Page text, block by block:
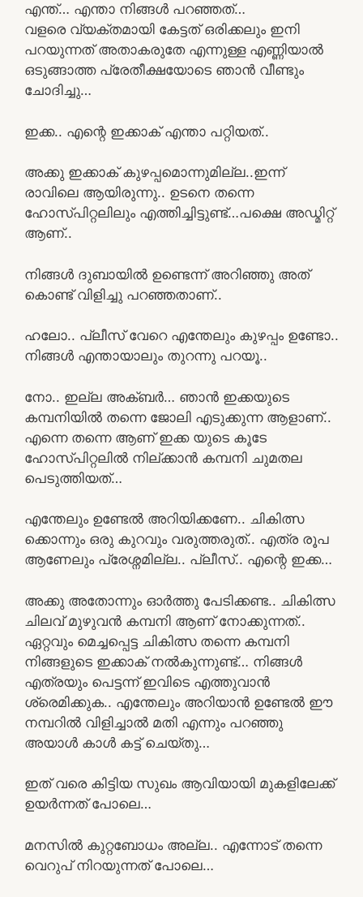
എന്ത്… എന്താ നിങ്ങൾ പറഞ്ഞത്…
വളരെ വ്യക്തമായി കേട്ടത് ഒരിക്കലും ഇനി
പറയുന്നത് അതാകരുതേ എന്നുള്ള എണ്ണിയാൽ
ഒടുങ്ങാത്ത പ്രേതീക്ഷയോടെ ഞാൻ വീണ്ടും
ചോദിച്ചു…
ഇക്ക.. എന്റെ ഇക്കാക് എന്താ പറ്റിയത്..
അക്കു ഇക്കാക് കുഴപ്പമൊന്നുമില്ല..ഇന്ന്
രാവിലെ ആയിരുന്നു.. ഉടനെ തന്നെ
ഹോസ്പിറ്റലിലും എത്തിച്ചിട്ടുണ്ട്…പക്ഷെ അഡ്മിറ്റ്
ആണ്..
നിങ്ങൾ ദുബായിൽ ഉണ്ടെന്ന് അറിഞ്ഞു അത്
കൊണ്ട് വിളിച്ചു പറഞ്ഞതാണ്..
ഹലോ.. പ്ലീസ് വേറെ എന്തേലും കുഴപ്പം ഉണ്ടോ..
നിങ്ങൾ എന്തായാലും തുറന്നു പറയൂ..
നോ.. ഇല്ല അക്ബർ… ഞാൻ ഇക്കയുടെ
കമ്പനിയിൽ തന്നെ ജോലി എടുക്കുന്ന ആളാണ്..
എന്നെ തന്നെ ആണ് ഇക്ക യുടെ കൂടേ
ഹോസ്പിറ്റലിൽ നില്ക്കാൻ കമ്പനി ചുമതല
പെടുത്തിയത്…
എന്തേലും ഉണ്ടേൽ അറിയിക്കണേ.. ചികിത്സ
ക്കൊന്നും ഒരു കുറവും വരുത്തരുത്.. എത്ര രൂപ
ആണേലും പ്രേശ്നമില്ല.. പ്ലീസ്.. എന്റെ ഇക്ക…
അക്കു അതോന്നും ഓർത്തു പേടിക്കണ്ട.. ചികിത്സ
ചിലവ് മുഴുവൻ കമ്പനി ആണ് നോക്കുന്നത്..
ഏറ്റവും മെച്ചപ്പെട്ട ചികിത്സ തന്നെ കമ്പനി
നിങ്ങളുടെ ഇക്കാക് നൽകുന്നുണ്ട്… നിങ്ങൾ
എത്രയും പെട്ടന്ന് ഇവിടെ എത്തുവാൻ
ശ്രെമിക്കുക.. എന്തേലും അറിയാൻ ഉണ്ടേൽ ഈ
നമ്പറിൽ വിളിച്ചാൽ മതി എന്നും പറഞ്ഞു
അയാൾ കാൾ കട്ട് ചെയ്തു…
ഇത് വരെ കിട്ടിയ സുഖം ആവിയായി മുകളിലേക്ക്
ഉയർന്നത് പോലെ…
മനസിൽ കുറ്റബോധം അല്ല.. എന്നോട് തന്നെ
വെറുപ് നിറയുന്നത് പോലെ…